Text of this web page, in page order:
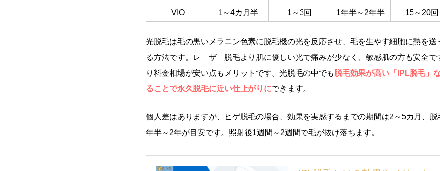
VIO 1～4カ月半 1～3回 1年半～2年半 15～20回
光脱毛は毛の黒いメラニン色素に脱毛機の光を反応させ、毛を生やす細胞に熱を送
る方法です。レーザー脱毛より肌に優しい光で痛みが少なく、敏感肌の方も安全で
り料金相場が安い点もメリットです。光脱毛の中でも脱毛効果が高い「IPL脱毛」
ることで永久脱毛に近い仕上がりにできます。
個人差はありますが、ヒゲ脱毛の場合、効果を実感するまでの期間は2～5カ月、
年半～2年が目安です。照射後1週間～2週間で毛が抜け落ちます。